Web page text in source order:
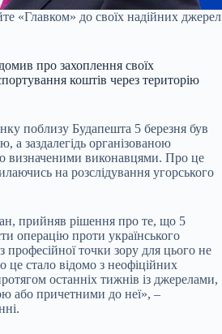
«Главком» до своїх надійних джерел
про захоплення своїх
коштів через територію
поблизу Будапешта 5 березня був
а заздалегідь організованою
визначеними виконавцями. Про це
на розслідування угорського
прийняв рішення про те, що 5
операцію проти українського
професійної точки зору для цього не
це стало відомо з неофіційних
останніх тижнів із джерелами,
або причетними до неї», –